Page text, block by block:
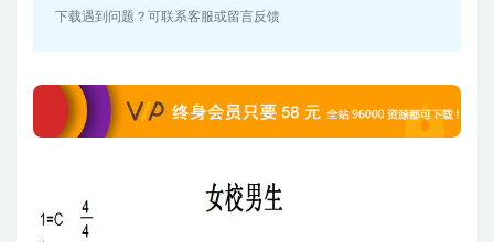
下载遇到问题？可联系客服或留言反馈